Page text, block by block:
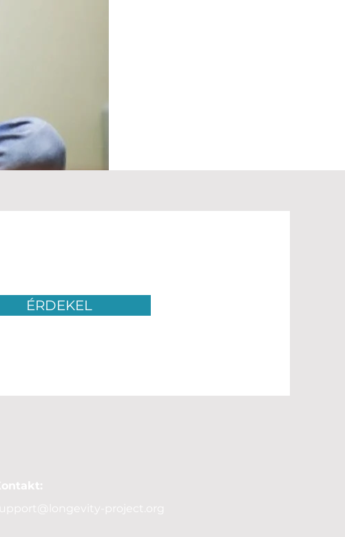
ÉRDEKEL
project.org